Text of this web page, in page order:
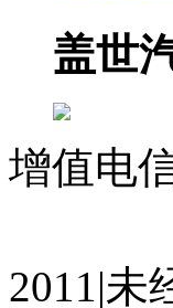
盖世
增值电
2011|未